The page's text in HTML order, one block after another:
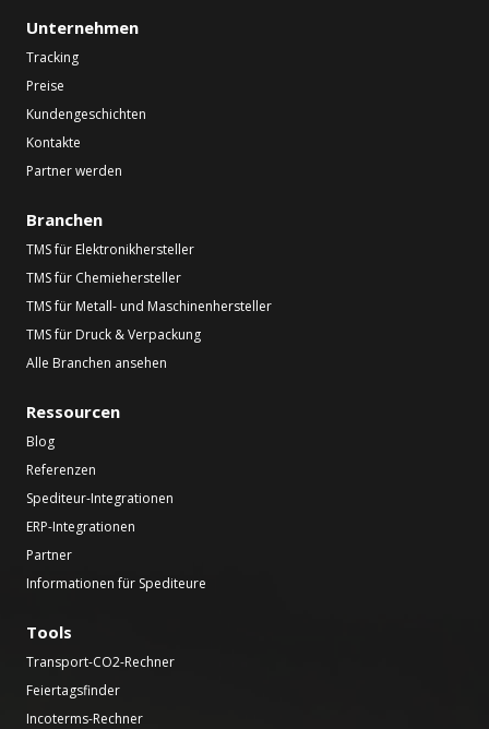
Unternehmen
Tracking
Preise
Kundengeschichten
Kontakte
Partner werden
Branchen
TMS für Elektronikhersteller
TMS für Chemiehersteller
TMS für Metall- und Maschinenhersteller
TMS für Druck & Verpackung
Alle Branchen ansehen
Ressourcen
Blog
Referenzen
Spediteur-Integrationen
ERP-Integrationen
Partner
Informationen für Spediteure
Tools
Transport-CO2-Rechner
Feiertagsfinder
Incoterms-Rechner